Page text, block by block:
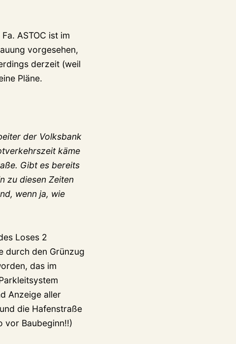
ASTOC ist im
vorgesehen,
derzeit (weil
Pläne.
der Volksbank
käme
Gibt es bereits
zu diesen Zeiten
wenn ja, wie
Loses 2
durch den Grünzug
das im
Anzeige aller
die Hafenstraße
vor Baubeginn!!)